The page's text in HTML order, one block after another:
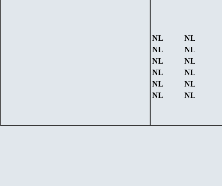
NL
NL
NL
NL
NL
NL
NL
NL
NL
NL
NL
NL